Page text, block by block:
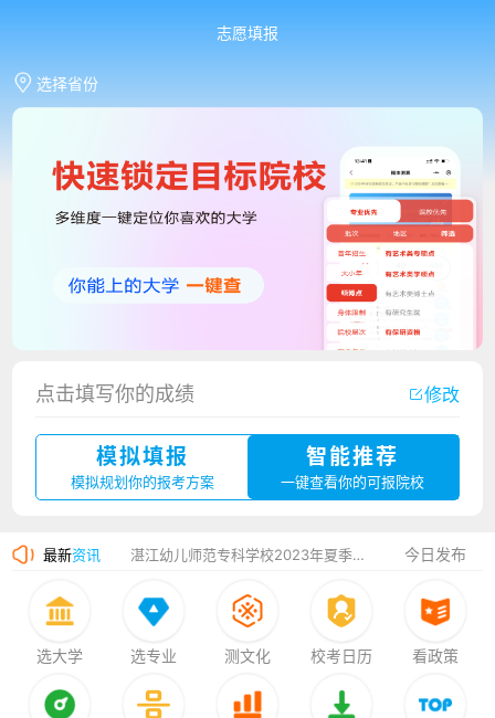
志愿填报
选择省份
点击填写你的成绩 修改
模拟填报
模拟规划你的报考方案
智能推荐
一键查看你的可报院校
最新资讯
厦门大学嘉庚学院2023年艺术类招生简章
湛江幼儿师范专科学校2023年夏季高考招生简章
香港中文大学（深圳）2023年夏季高考招生简章
今日发布
选大学 选专业 测文化 校考日历 看政策